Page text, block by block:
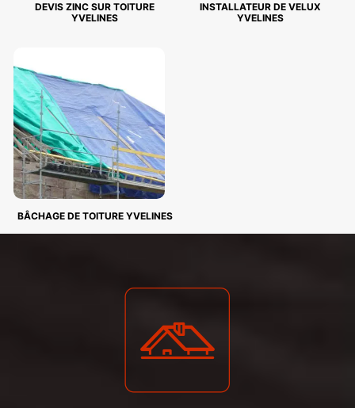
DEVIS ZINC SUR TOITURE
YVELINES
INSTALLATEUR DE VELUX
YVELINES
BÂCHAGE DE TOITURE YVELINES